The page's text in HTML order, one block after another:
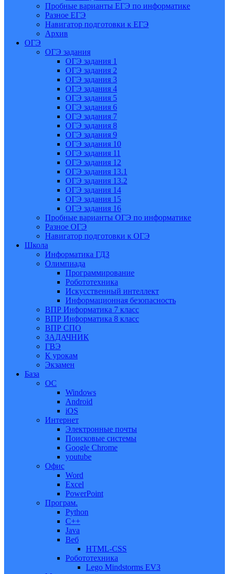
Пробные варианты ЕГЭ по информатике
Разное ЕГЭ
Навигатор подготовки к ЕГЭ
Архив
ОГЭ
ОГЭ задания
ОГЭ задания 1
ОГЭ задания 2
ОГЭ задания 3
ОГЭ задания 4
ОГЭ задания 5
ОГЭ задания 6
ОГЭ задания 7
ОГЭ задания 8
ОГЭ задания 9
ОГЭ задания 10
ОГЭ задания 11
ОГЭ задания 12
ОГЭ задания 13.1
ОГЭ задания 13.2
ОГЭ задания 14
ОГЭ задания 15
ОГЭ задания 16
Пробные варианты ОГЭ по информатике
Разное ОГЭ
Навигатор подготовки к ОГЭ
Школа
Информатика ГДЗ
Олимпиада
Программирование
Робототехника
Искусственный интеллект
Информационная безопасность
ВПР Информатика 7 класс
ВПР Информатика 8 класс
ВПР СПО
ЗАДАЧНИК
ГВЭ
К урокам
Экзамен
База
ОС
Windows
Android
iOS
Интернет
Электронные почты
Поисковые системы
Google Chrome
youtube
Офис
Word
Excel
PowerPoint
Програм.
Python
C++
Java
Веб
HTML-CSS
Робототехника
Lego Mindstorms EV3